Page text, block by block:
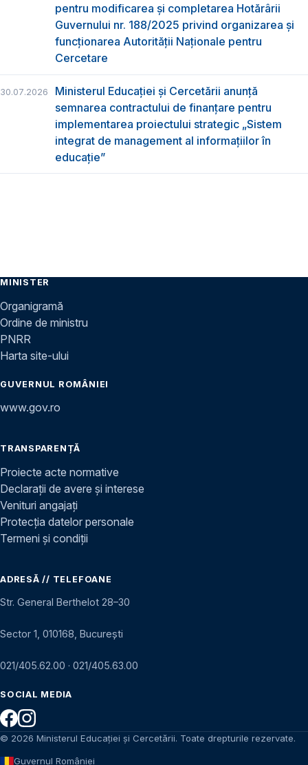
pentru modificarea și completarea Hotărârii
Guvernului nr. 188/2025 privind organizarea şi
funcţionarea Autorităţii Naţionale pentru
Cercetare
30.07.2026
Ministerul Educației și Cercetării anunță
semnarea contractului de finanțare pentru
implementarea proiectului strategic „Sistem
integrat de management al informațiilor în
educație”
MINISTER
Organigramă
Ordine de ministru
PNRR
Harta site-ului
GUVERNUL ROMÂNIEI
www.gov.ro
TRANSPARENȚĂ
Proiecte acte normative
Declarații de avere și interese
Venituri angajați
Protecția datelor personale
Termeni și condiții
ADRESĂ // TELEFOANE
Str. General Berthelot 28–30
Sector 1, 010168, București
021/405.62.00 · 021/405.63.00
SOCIAL MEDIA
© 2026 Ministerul Educației și Cercetării. Toate drepturile rezervate.
Guvernul României